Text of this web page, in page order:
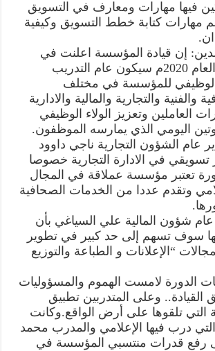
فيها مهارات ومعارف في التسويق
مهارات كتابة خطط التسويق وكيفية
إن قيادة المؤسسة اعلنت في
وقت سابق بأن العام 2020م سيكون عام التدريب
الوظيفي للمؤسسة في مختلف
والفنية والتجارية والمالية والادارية
العاملين وتعزيز الولاء الوظيفي
اليومي الذي يمارسه الموظفون.
عام الشؤون التجارية ناجي داوود
تسويقي في الادارة التجارية خصوصا
تعتبر مؤسسة عملاقة في المجال
وتقدم عددا من الخدمات الصحافية
شؤون المالية علي السياغي بأن
سوف تسهم إلى حد كبير في تطوير
“الإعلانات و الطباعة والتوزيع
الدورة لامست الهموم والمسؤوليات
القيادة.. وعلى المتدربين تطبيق
التي تلقوها على أرض الواقع.وكانت
التي درب فيها الإعلامي والمدرب محمد
رفع قدرات منتسبي المؤسسة في